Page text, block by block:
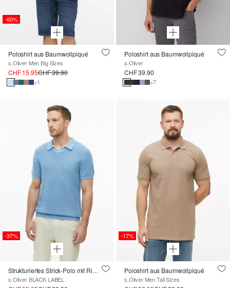
-60%
Poloshirt aus Baumwollpiqué
s.Oliver Men Big Sizes
CHF 15.95CHF 39.90
+1
Poloshirt aus Baumwollpiqué
s.Oliver
CHF 39.90
+7
-37%
Strukturiertes Strick-Polo mit Rippbündchen
s.Oliver BLACK LABEL
-17%
Poloshirt aus Baumwollpiqué
s.Oliver Men Tall Sizes